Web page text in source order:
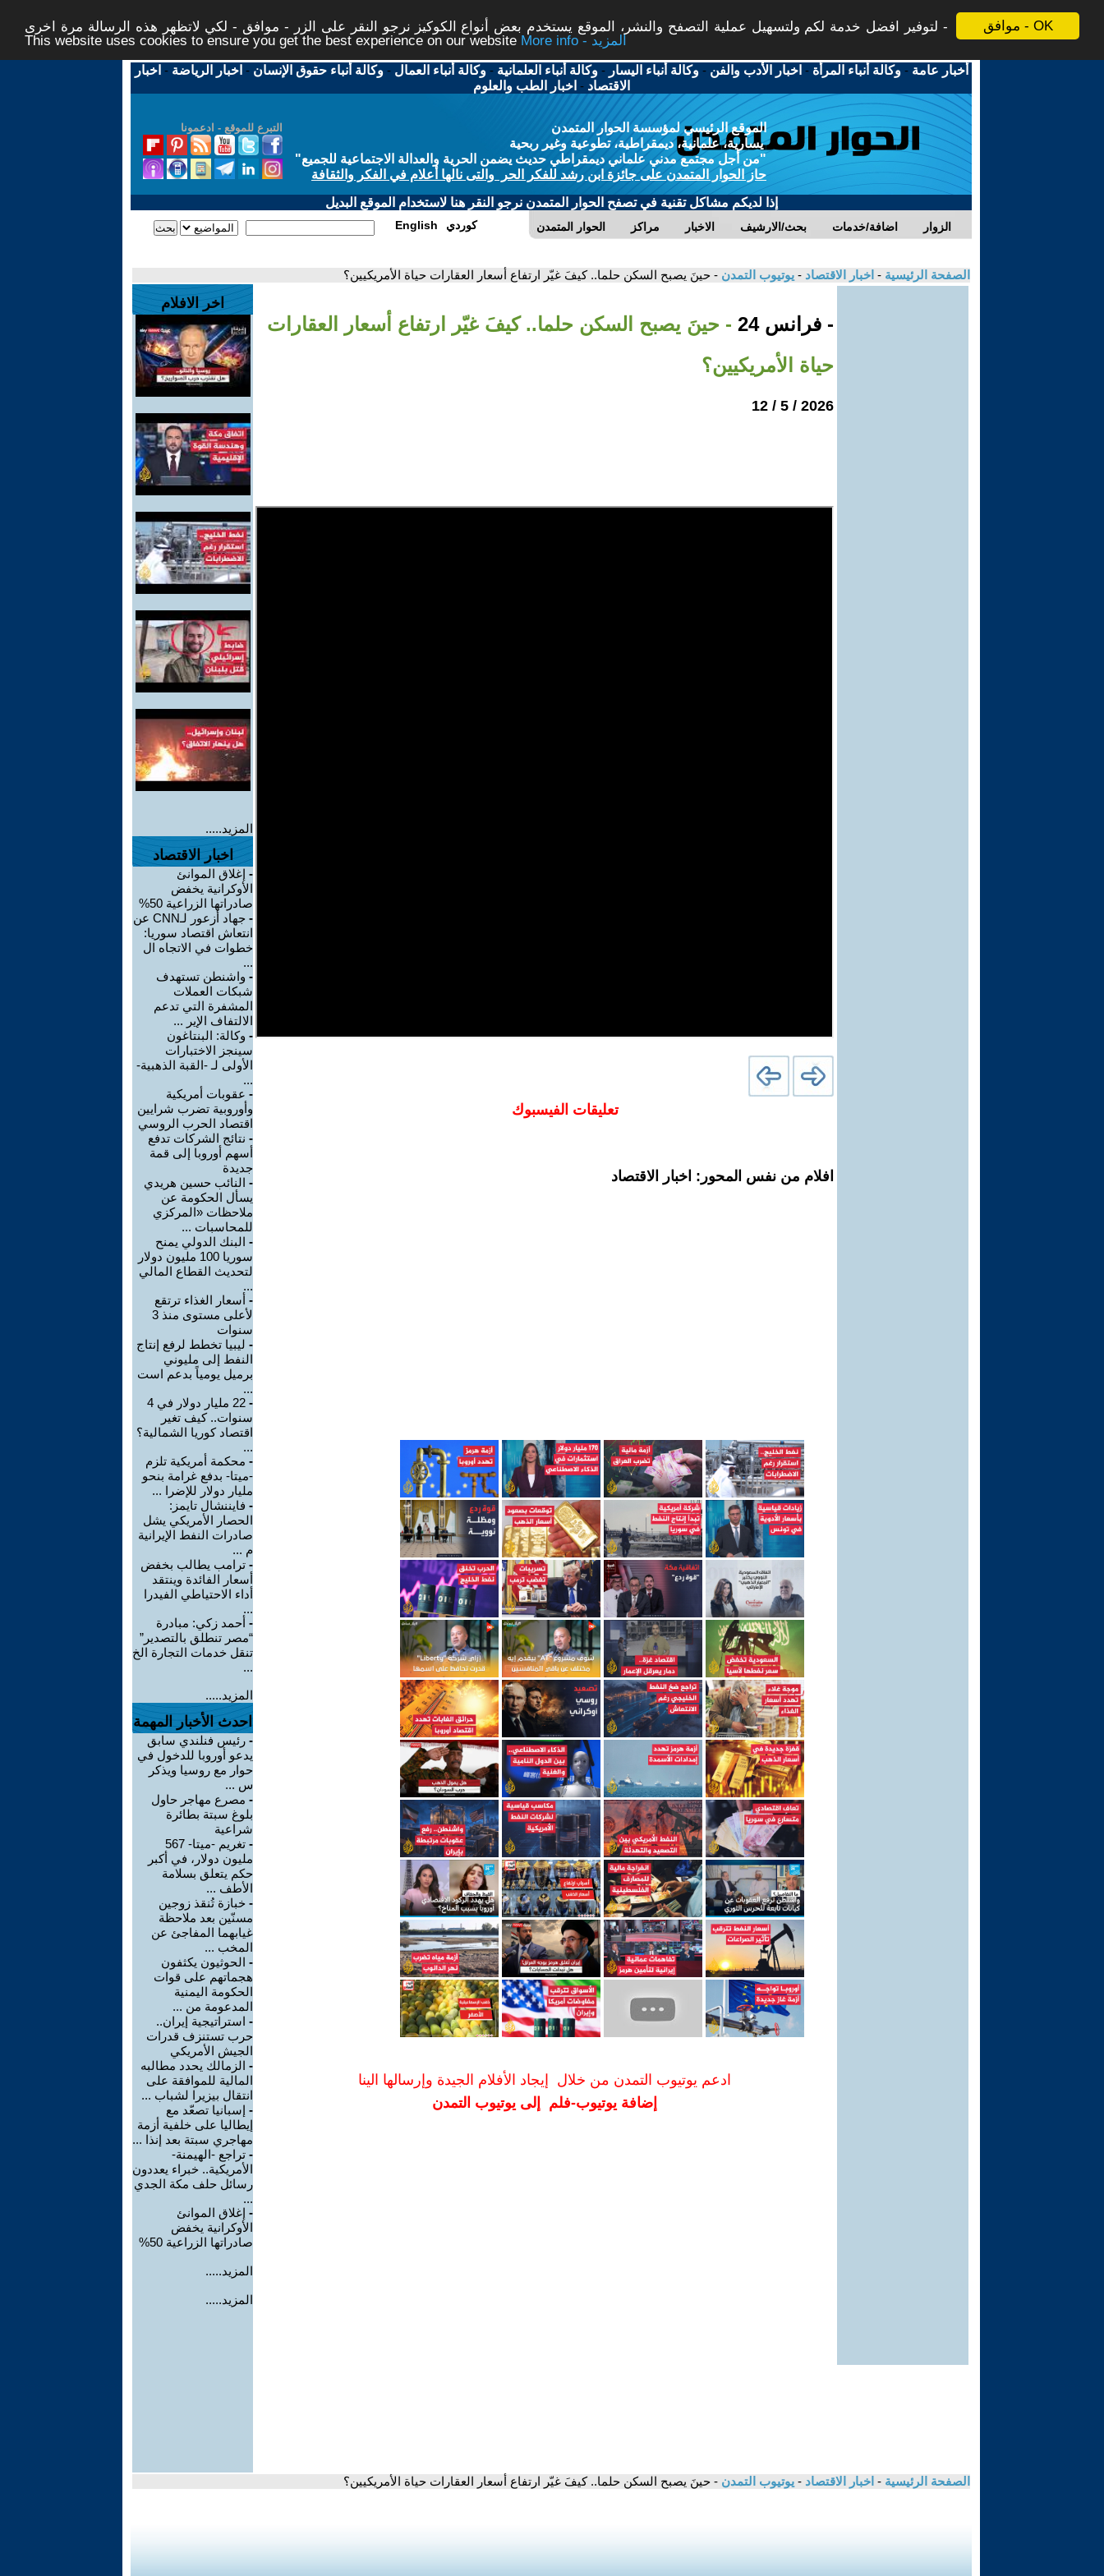
موافق - OK
لتوفير افضل خدمة لكم ولتسهيل عملية التصفح والنشر، الموقع يستخدم بعض أنواع الكوكيز نرجو النقر على الزر - موافق - لكي لاتظهر هذه الرسالة مرة اخرى -
This website uses cookies to ensure you get the best experience on our website
More info - المزيد
أخبار عامة -وكالة أنباء المرأة - اخبار الأدب والفن -وكالة أنباء اليسار -وكالة أنباء العلمانية -وكالة أنباء العمال -وكالة أنباء حقوق الإنسان - اخبار الرياضة - اخبار
الاقتصاد - اخبار الطب والعلوم
التبرع للموقع - ادعمونا
الموقع الرئيسي لمؤسسة الحوار المتمدن
يسارية، علمانية، ديمقراطية، تطوعية وغير ربحية
"من أجل مجتمع مدني علماني ديمقراطي حديث يضمن الحرية والعدالة الاجتماعية للجميع"
حاز الحوار المتمدن على جائزة ابن رشد للفكر الحر والتى نالها أعلام في الفكر والثقافة
إذا لديكم مشاكل تقنية في تصفح الحوار المتمدن نرجو النقر هنا لاستخدام الموقع البديل
الحوار المتمدن مراكز الاخبار بحث/الارشيف اضافة/خدمات الزوار English كوردي
الصفحة الرئيسية - اخبار الاقتصاد - يوتيوب التمدن - حينَ يصبح السكن حلما.. كيفَ غيّر ارتفاع أسعار العقارات حياة الأمريكيين؟
- فرانس 24
- حينَ يصبح السكن حلما.. كيفَ غيّر ارتفاع أسعار العقارات
حياة الأمريكيين؟
2026 / 5 / 12
تعليقات الفيسبوك
افلام من نفس المحور: اخبار الاقتصاد
ادعم يوتيوب التمدن من خلال إيجاد الأفلام الجيدة وإرسالها الينا
إضافة يوتيوب-فلم إلى يوتيوب التمدن
اخر الافلام
المزيد.....
اخبار الاقتصاد
- إغلاق الموانئ
الأوكرانية يخفض
صادراتها الزراعية 50%
-
جهاد أزعور لـCNN عن
انتعاش اقتصاد سوريا:
خطوات في الاتجاه ال
...
- واشنطن تستهدف
شبكات العملات
المشفرة التي تدعم
الالتفاف الإير ...
- وكالة: البنتاغون
سينجز الاختبارات
الأولى لـ -القبة الذهبية-
...
- عقوبات أمريكية
وأوروبية تضرب شرايين
اقتصاد الحرب الروسي
- نتائج الشركات تدفع
أسهم أوروبا إلى قمة
جديدة
- النائب حسين هريدي
يسأل الحكومة عن
ملاحظات «المركزي
للمحاسبات ...
- البنك الدولي يمنح
سوريا 100 مليون دولار
لتحديث القطاع المالي
...
- أسعار الغذاء ترتقع
لأعلى مستوى منذ 3
سنوات
- ليبيا تخطط لرفع إنتاج
النفط إلى مليوني
برميل يومياً بدعم است
...
-
22 مليار دولار في 4
سنوات.. كيف تغير
اقتصاد كوريا الشمالية؟
...
- محكمة أمريكية تلزم
-ميتا- بدفع غرامة بنحو
مليار دولار للإضرا ...
- فايننشال تايمز:
الحصار الأمريكي يشل
صادرات النفط الإيرانية
م ...
- ترامب يطالب بخفض
أسعار الفائدة وينتقد
أداء الاحتياطي الفيدرا
...
- أحمد زكي: مبادرة
“مصر تنطلق بالتصدير”
تنقل خدمات التجارة الخ
...
المزيد.....
احدث الأخبار المهمة
- رئيس فنلندي سابق
يدعو أوروبا للدخول في
حوار مع روسيا ويذكر
س ...
- مصرع مهاجر حاول
بلوغ سبتة بطائرة
شراعية
-
تغريم -ميتا- 567
مليون دولار، في أكبر
حكم يتعلق بسلامة
الأطف ...
- خبازة تُنقذ زوجين
مسنّين بعد ملاحظة
غيابهما المفاجئ عن
المخب ...
- الحوثيون يكثفون
هجماتهم على قوات
الحكومة اليمنية
المدعومة من ...
- استراتيجية إيران..
حرب تستنزف قدرات
الجيش الأمريكي
- الزمالك يحدد مطالبه
المالية للموافقة على
انتقال بيزيرا لشباب ...
- إسبانيا تصعّد مع
إيطاليا على خلفية أزمة
مهاجري سبتة بعد إنذا ...
- تراجع -الهيمنة-
الأمريكية.. خبراء يعددون
رسائل حلف مكة الجدي
...
- إغلاق الموانئ
الأوكرانية يخفض
صادراتها الزراعية 50%
المزيد.....
المزيد.....
الصفحة الرئيسية - اخبار الاقتصاد - يوتيوب التمدن - حينَ يصبح السكن حلما.. كيفَ غيّر ارتفاع أسعار العقارات حياة الأمريكيين؟